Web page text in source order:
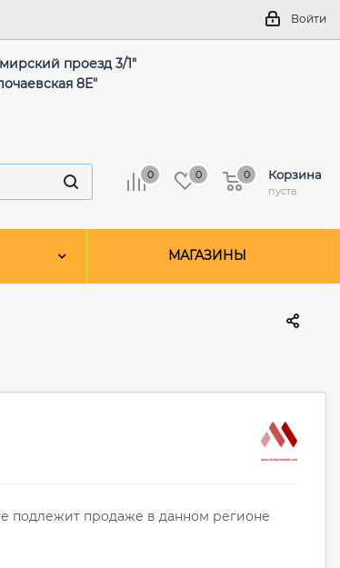
Войти
проезд 3/1"
8Е"
0 0 Корзина
пуста
0
МАГАЗИНЫ
подлежит продаже в данном регионе